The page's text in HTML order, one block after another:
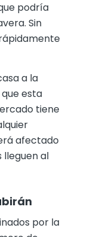
podría
Sin
a la
esta
tiene
afectado
lleguen al
por la